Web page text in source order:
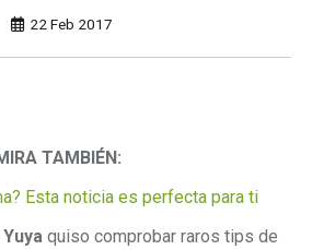
22 Feb 2017
TAMBIÉN:
Esta noticia es perfecta para ti
Yuya quiso comprobar raros tips de